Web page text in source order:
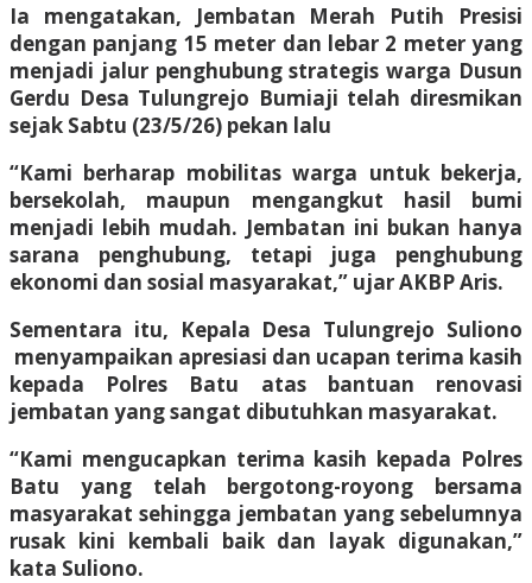
Ia mengatakan, Jembatan Merah Putih Presisi
dengan panjang 15 meter dan lebar 2 meter yang
menjadi jalur penghubung strategis warga Dusun
Gerdu Desa Tulungrejo Bumiaji telah diresmikan
sejak Sabtu (23/5/26) pekan lalu
“Kami berharap mobilitas warga untuk bekerja,
bersekolah, maupun mengangkut hasil bumi
menjadi lebih mudah. Jembatan ini bukan hanya
sarana penghubung, tetapi juga penghubung
ekonomi dan sosial masyarakat,” ujar AKBP Aris.
Sementara itu, Kepala Desa Tulungrejo Suliono
menyampaikan apresiasi dan ucapan terima kasih
kepada Polres Batu atas bantuan renovasi
jembatan yang sangat dibutuhkan masyarakat.
“Kami mengucapkan terima kasih kepada Polres
Batu yang telah bergotong-royong bersama
masyarakat sehingga jembatan yang sebelumnya
rusak kini kembali baik dan layak digunakan,”
kata Suliono.